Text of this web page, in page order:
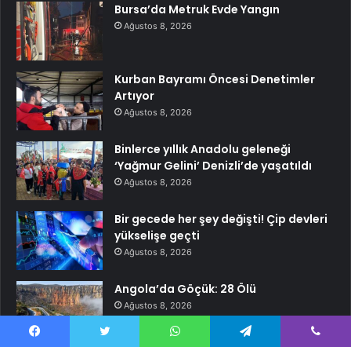
Bursa’da Metruk Evde Yangın
Ağustos 8, 2026
Kurban Bayramı Öncesi Denetimler
Artıyor
Ağustos 8, 2026
Binlerce yıllık Anadolu geleneği
‘Yağmur Gelini’ Denizli’de yaşatıldı
Ağustos 8, 2026
Bir gecede her şey değişti! Çip devleri
yükselişe geçti
Ağustos 8, 2026
Angola’da Göçük: 28 Ölü
Ağustos 8, 2026